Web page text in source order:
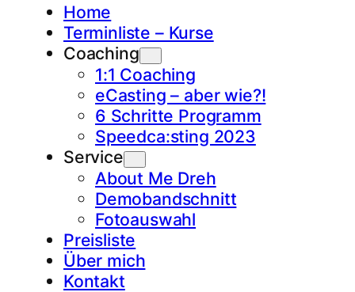
Home
Terminliste – Kurse
Coaching
1:1 Coaching
eCasting – aber wie?!
6 Schritte Programm
Speedca:sting 2023
Service
About Me Dreh
Demobandschnitt
Fotoauswahl
Preisliste
Über mich
Kontakt